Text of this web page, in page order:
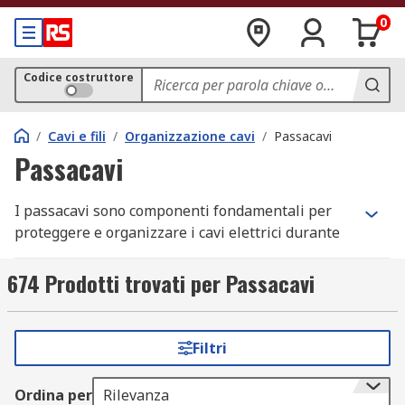
0
Codice costruttore
/ Cavi e fili / Organizzazione cavi / Passacavi
Passacavi
I passacavi sono componenti fondamentali per
proteggere e organizzare i cavi elettrici durante
funzionali. Utilizzati in svariate applicazioni,
come nelle scatole da incasso in metallo o nei
attraversare in sicurezza bordi o superfici
taglienti, riducendo il rischio di danneggiamento
674 Prodotti trovati per Passacavi
Filtri
Ordina per Rilevanza